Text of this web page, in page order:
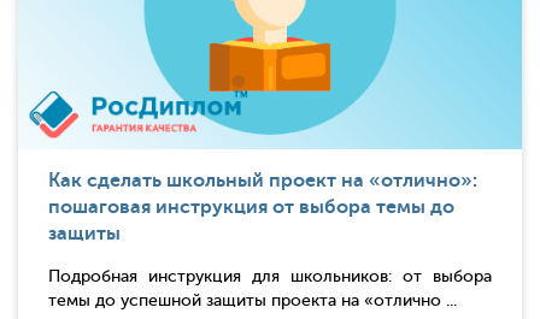
Как сделать школьный проект на «отлично»:
пошаговая инструкция от выбора темы до
защиты
Подробная инструкция для школьников: от выбора
темы до успешной защиты проекта на «отлично ...